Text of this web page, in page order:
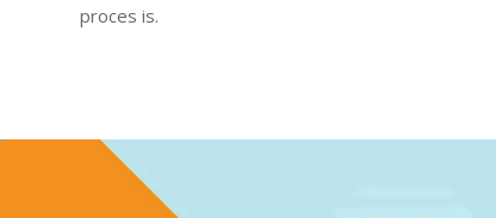
proces is.